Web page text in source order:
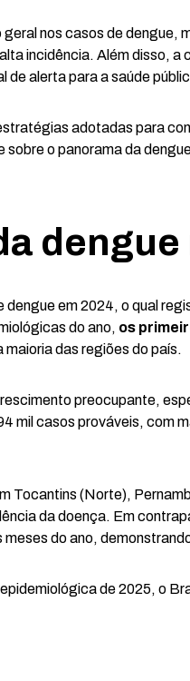
nos casos de dengue,
incidência. Além disso, a
de alerta para a saúde
adotadas para
o panorama da
dengue
dengue em 2024, o qual
do ano, os
maioria das regiões do país.
preocupante,
mil casos prováveis, com
Tocantins (Norte),
da doença. Em
do ano,
de 2025, o